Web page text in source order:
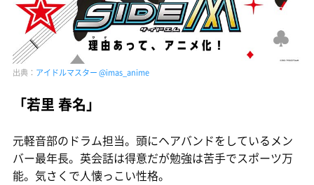
出典： アイドルマスター @imas_anime
「若里 春名」
元軽音部のドラム担当。頭にヘアバンドをしているメン
バー最年長。英会話は得意だが勉強は苦手でスポーツ万
能。気さくで人懐っこい性格。